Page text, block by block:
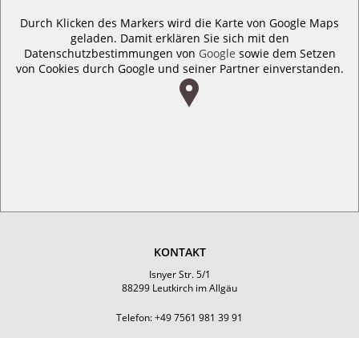
Durch Klicken des Markers wird die Karte von Google Maps
geladen. Damit erklären Sie sich mit den
Datenschutzbestimmungen von Google sowie dem Setzen
von Cookies durch Google und seiner Partner einverstanden.
KONTAKT
Isnyer Str. 5/1
88299 Leutkirch im Allgäu
Telefon: +49 7561 981 39 91